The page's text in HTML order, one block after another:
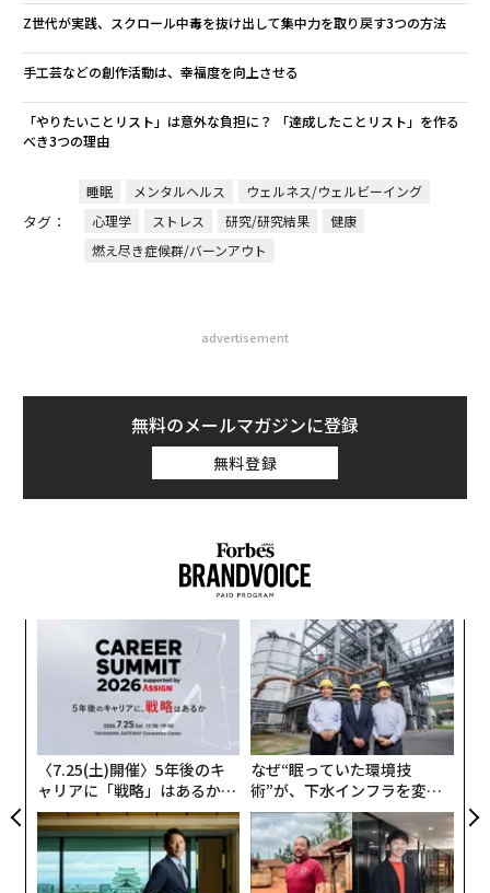
Z世代が実践、スクロール中毒を抜け出して集中力を取り戻す3つの方法
手工芸などの創作活動は、幸福度を向上させる
「やりたいことリスト」は意外な負担に？ 「達成したことリスト」を作る
べき3つの理由
タグ：
睡眠 メンタルヘルス
ウェルネス/ウェルビーイング
心理学
ストレス 研究/研究結果
健康
燃え尽き症候群/バーンアウト
advertisement
無料のメールマガジンに登録
無料登録
〈7.25(土)開催〉5年後のキ
ャリアに「戦略」はあるか。
トップエグゼクティブのキャ
リアに触れる1日│CAREER S
UMMIT 2026
なぜ“眠っていた環境技
術”が、下水インフラを変え
たのか──産総研×月島JFE
アクアソリューションの10年